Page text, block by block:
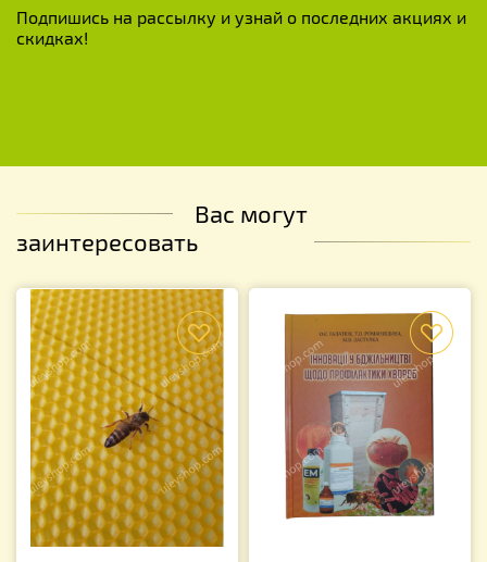
Подпишись на рассылку и узнай о последних акциях и
скидках!
Вас могут
заинтересовать